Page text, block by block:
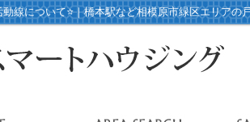
線について⭐️｜橋本駅など相模原市緑区エリアの